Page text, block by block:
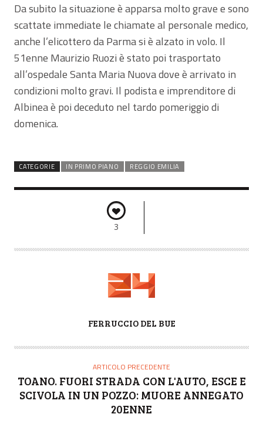
Da subito la situazione è apparsa molto grave e sono
scattate immediate le chiamate al personale medico,
anche l’elicottero da Parma si è alzato in volo. Il
51enne Maurizio Ruozi è stato poi trasportato
all’ospedale Santa Maria Nuova dove è arrivato in
condizioni molto gravi. Il podista e imprenditore di
Albinea è poi deceduto nel tardo pomeriggio di
domenica.
CATEGORIE IN PRIMO PIANO REGGIO EMILIA
3
T
R
FERRUCCIO DEL BUE
ARTICOLO PRECEDENTE
TOANO. FUORI STRADA CON L'AUTO, ESCE E
SCIVOLA IN UN POZZO: MUORE ANNEGATO
20ENNE